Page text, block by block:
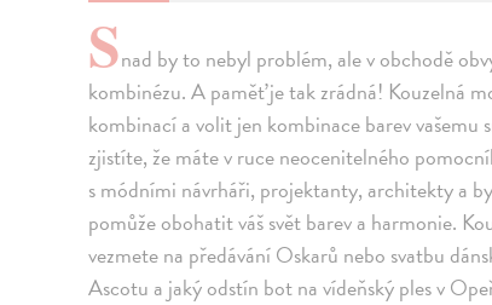
Snad by to nebyl problém, ale v obchodě
kombinézu. A paměť je tak zrádná! Kouzelná
kombinací a volit jen kombinace barev
zjistíte, že máte v ruce neocenitelného
s módními návrháři, projektanty, architekty a
pomůže obohatit váš svět barev a harmonie.
vezmete na předávání Oskarů nebo svatbu
Ascotu a jaký odstín bot na vídeňský ples v